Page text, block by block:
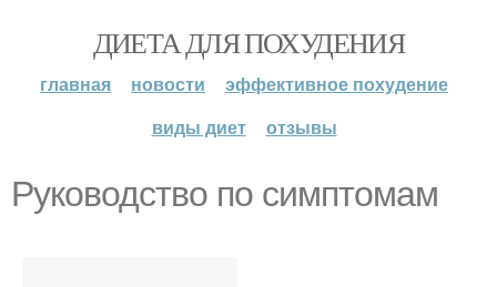
ДИЕТА ДЛЯ ПОХУДЕНИЯ
главная новости
эффективное похудение
виды диет
отзывы
Руководство по симптомам